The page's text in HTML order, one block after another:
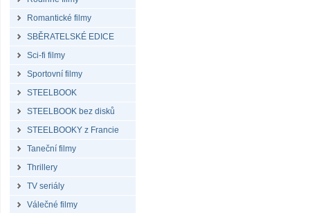
Romantické filmy
SBĚRATELSKÉ EDICE
Sci-fi filmy
Sportovní filmy
STEELBOOK
STEELBOOK bez disků
STEELBOOKY z Francie
Taneční filmy
Thrillery
TV seriály
Válečné filmy